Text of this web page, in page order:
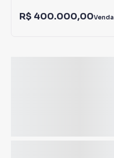
R$ 400.000,00Venda